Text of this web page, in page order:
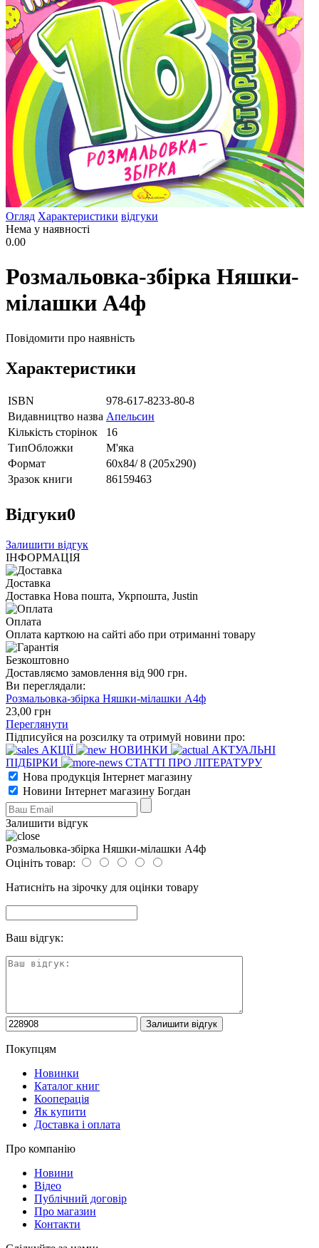
Огляд Характеристики відгуки
Нема у наявності
0.00
Розмальовка-збірка Няшки-
мілашки А4ф
Повідомити про наявність
Характеристики
ISBN
978-617-8233-80-8
Видавництво назва Апельсин
Кількість сторінок
16
ТипОбложки
М'яка
Формат
60х84/ 8 (205х290)
Зразок книги
86159463
Відгуки0
Залишити відгук
ІНФОРМАЦІЯ
Доставка
Доставка Нова пошта, Укрпошта, Justin
Оплата
Оплата карткою на сайті або при отриманні товару
Безкоштовно
Доставляємо замовлення від 900 грн.
Ви переглядали:
Розмальовка-збірка Няшки-мілашки А4ф
23,00 грн
Переглянути
Підписуйся на розсилку та отримуй новини про:
АКЦІЇ
НОВИНКИ
АКТУАЛЬНІ
ПІДБІРКИ
СТАТТІ ПРО ЛІТЕРАТУРУ
Нова продукція Інтернет магазину
Новини Інтернет магазину Богдан
Залишити відгук
Розмальовка-збірка Няшки-мілашки А4ф
Оцініть товар:
Натисніть на зірочку для оцінки товару
Ваш відгук:
Покупцям
Новинки
Каталог книг
Кооперація
Як купити
Доставка і оплата
Про компанію
Новини
Відео
Публічний договір
Про магазин
Контакти